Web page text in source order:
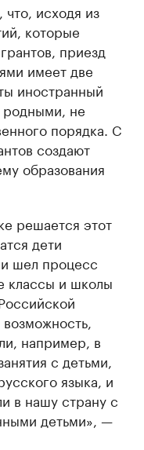
исходя из
которые
приезд
имеет две
иностранный
родными, не
порядка. С
создают
образования
решается этот
дети
шел процесс
классы и школы
например, в
с детьми,
языка, и
в нашу страну с
детьми», —